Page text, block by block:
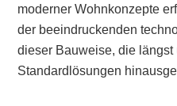
moderner Wohnkonzepte
der beeindruckenden
dieser Bauweise, die längst
Standardlösungen